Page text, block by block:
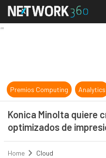
Premios Computing Analytics
Konica Minolta quiere
optimizados de
Home Cloud